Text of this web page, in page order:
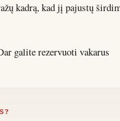
kadrą, kad jį pajustų
galite rezervuoti vakarus